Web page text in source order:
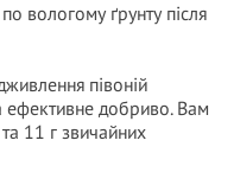
вологому ґрунту після
півоній
добриво. Вам
11 г звичайних